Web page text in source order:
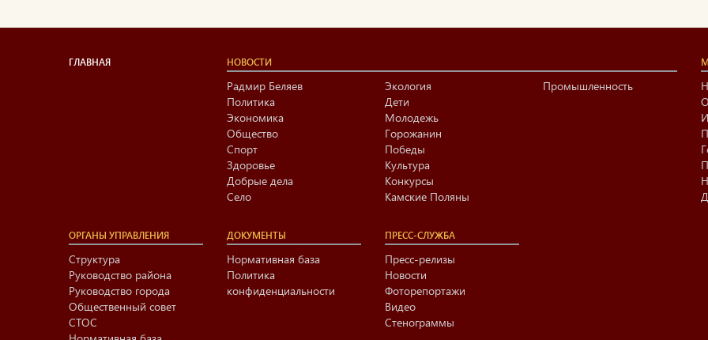
ГЛАВНАЯ НОВОСТИ
Радмир Беляев
Политика
Экономика
Общество
Спорт
Здоровье
Добрые дела
Село
Экология
Дети
Молодежь
Горожанин
Победы
Культура
Конкурсы
Камские Поляны
Промышленность
ОРГАНЫ УПРАВЛЕНИЯ
Структура
Руководство района
Руководство города
Общественный совет
СТОС
ДОКУМЕНТЫ
Нормативная база
Политика
конфиденциальности
ПРЕСС-СЛУЖБА
Пресс-релизы
Новости
Фоторепортажи
Видео
Стенограммы